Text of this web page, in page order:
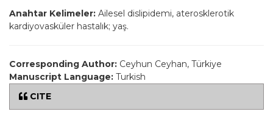
Anahtar Kelimeler: Ailesel dislipidemi, aterosklerotik
kardiyovasküler hastalık; yaş.
Corresponding Author: Ceyhun Ceyhan, Türkiye
Manuscript Language: Turkish
CITE